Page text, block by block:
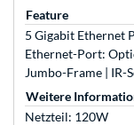
Feature
5 Gigabit Ethernet
Ethernet-Port:
Jumbo-Frame | IR-
Weitere
Netzteil: 120W